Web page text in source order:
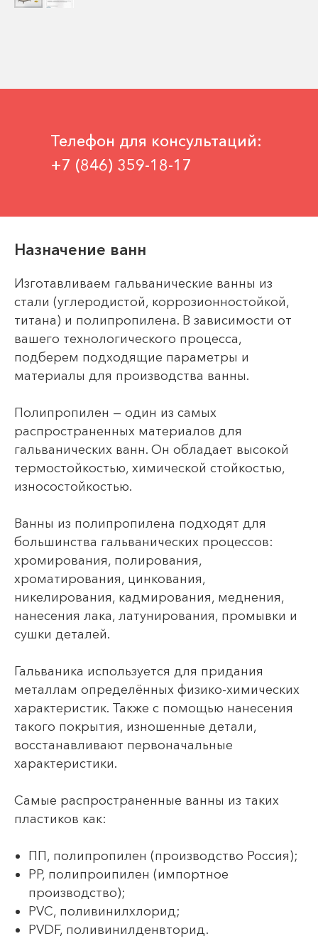
Телефон для консультаций:
+7 (846) 359-18-17
Назначение ванн
Изготавливаем гальванические ванны из
стали (углеродистой, коррозионностойкой,
титана) и полипропилена. В зависимости от
вашего технологического процесса,
подберем подходящие параметры и
материалы для производства ванны.
Полипропилен — один из самых
распространенных материалов для
гальванических ванн. Он обладает высокой
термостойкостью, химической стойкостью,
износостойкостью.
Ванны из полипропилена подходят для
большинства гальванических процессов:
хромирования, полирования,
хроматирования, цинкования,
никелирования, кадмирования, меднения,
нанесения лака, латунирования, промывки и
сушки деталей.
Гальваника используется для придания
металлам определённых физико-химических
характеристик. Также с помощью нанесения
такого покрытия, изношенные детали,
восстанавливают первоначальные
характеристики.
Самые распространенные ванны из таких
пластиков как:
ПП, полипропилен (производство Россия);
PP, полипроипилен (импортное
производство);
PVC, поливинилхлорид;
PVDF, поливинилденвторид.